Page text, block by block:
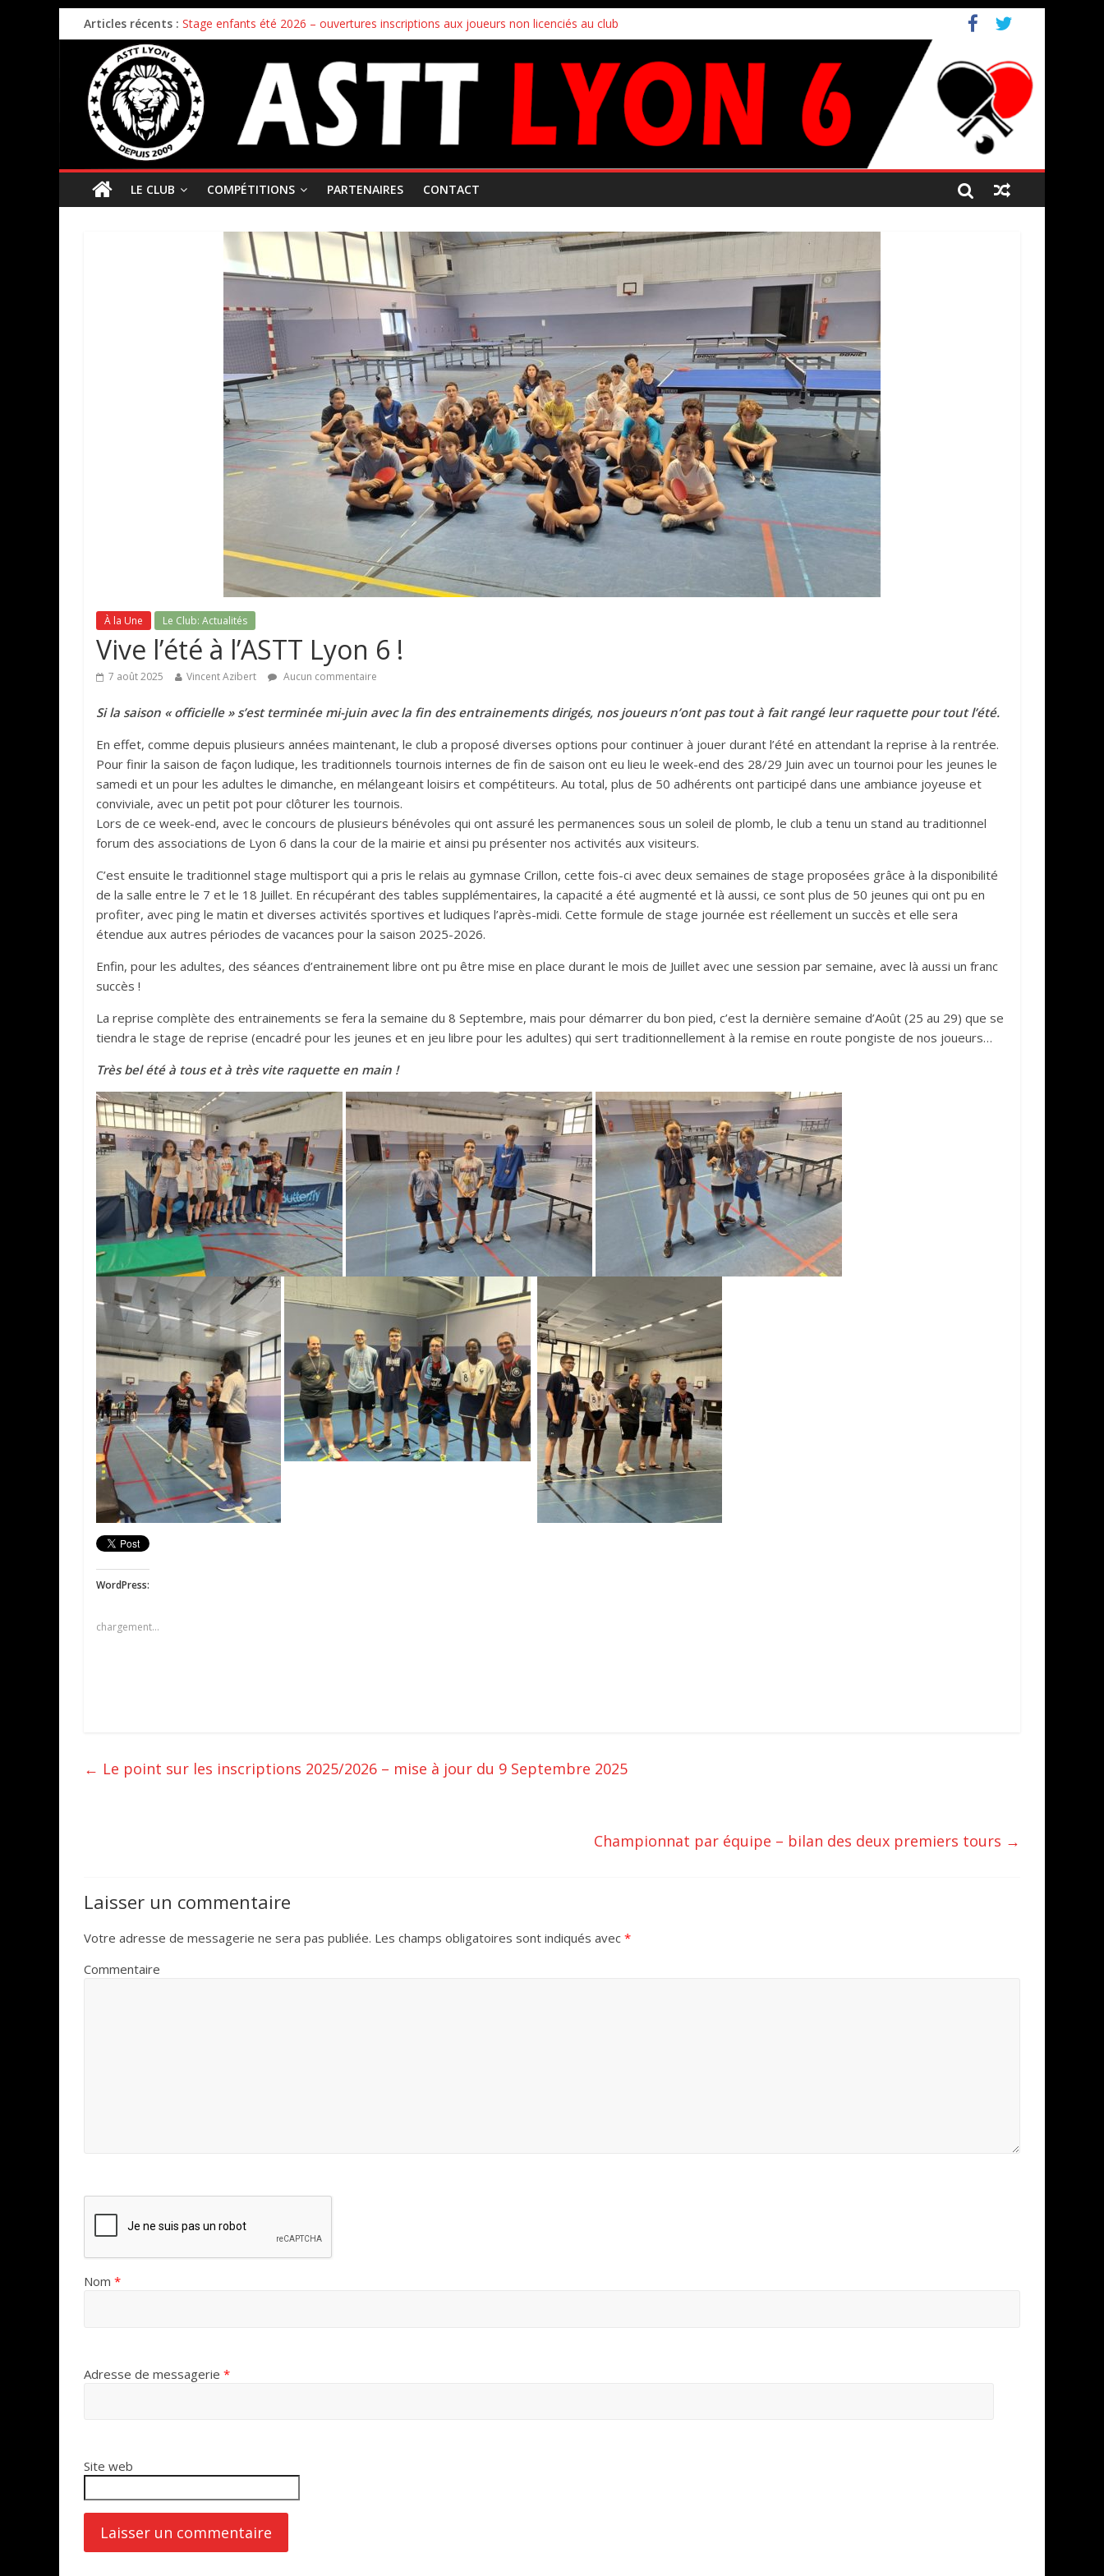
Articles récents : Stage enfants été 2026 – ouvertures inscriptions aux joueurs non licenciés au club
Championnat par équipes – 21/22 Mars 2026
Bilan de la première phase des championnats par équipes
Bilan de fin de saison pour nos équipes
Inscriptions 2026/2027 – c’est parti !
LE CLUB COMPÉTITIONS PARTENAIRES CONTACT
À la Une Le Club: Actualités
Vive l’été à l’ASTT Lyon 6 !
7 août 2025 Vincent Azibert Aucun commentaire
Si la saison « officielle » s’est terminée mi-juin avec la fin des entrainements dirigés, nos joueurs n’ont pas tout à fait rangé leur raquette pour tout l’été.
En effet, comme depuis plusieurs années maintenant, le club a proposé diverses options pour continuer à jouer durant l’été en attendant la reprise à la rentrée.
Pour finir la saison de façon ludique, les traditionnels tournois internes de fin de saison ont eu lieu le week-end des 28/29 Juin avec un tournoi pour les jeunes le
samedi et un pour les adultes le dimanche, en mélangeant loisirs et compétiteurs. Au total, plus de 50 adhérents ont participé dans une ambiance joyeuse et
conviviale, avec un petit pot pour clôturer les tournois.
Lors de ce week-end, avec le concours de plusieurs bénévoles qui ont assuré les permanences sous un soleil de plomb, le club a tenu un stand au traditionnel
forum des associations de Lyon 6 dans la cour de la mairie et ainsi pu présenter nos activités aux visiteurs.
C’est ensuite le traditionnel stage multisport qui a pris le relais au gymnase Crillon, cette fois-ci avec deux semaines de stage proposées grâce à la disponibilité
de la salle entre le 7 et le 18 Juillet. En récupérant des tables supplémentaires, la capacité a été augmenté et là aussi, ce sont plus de 50 jeunes qui ont pu en
profiter, avec ping le matin et diverses activités sportives et ludiques l’après-midi. Cette formule de stage journée est réellement un succès et elle sera
étendue aux autres périodes de vacances pour la saison 2025-2026.
Enfin, pour les adultes, des séances d’entrainement libre ont pu être mise en place durant le mois de Juillet avec une session par semaine, avec là aussi un franc
succès !
La reprise complète des entrainements se fera la semaine du 8 Septembre, mais pour démarrer du bon pied, c’est la dernière semaine d’Août (25 au 29) que se
tiendra le stage de reprise (encadré pour les jeunes et en jeu libre pour les adultes) qui sert traditionnellement à la remise en route pongiste de nos joueurs…
Très bel été à tous et à très vite raquette en main !
WordPress:
chargement…
← Le point sur les inscriptions 2025/2026 – mise à jour du 9 Septembre 2025
Championnat par équipe – bilan des deux premiers tours →
Laisser un commentaire
Votre adresse de messagerie ne sera pas publiée. Les champs obligatoires sont indiqués avec *
Commentaire
Nom *
Adresse de messagerie *
Site web